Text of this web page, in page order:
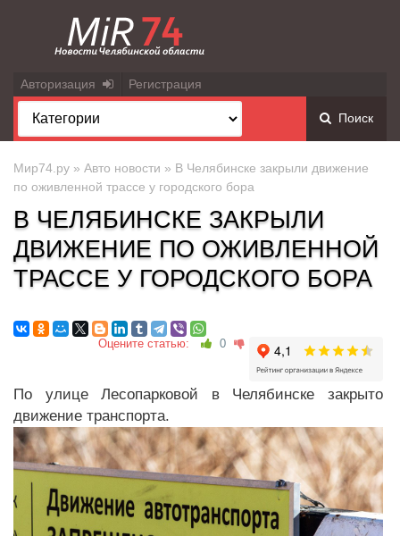
Авторизация Регистрация
Поиск
Мир74.ру » Авто новости » В Челябинске закрыли движение
по оживленной трассе у городского бора
В ЧЕЛЯБИНСКЕ ЗАКРЫЛИ
ДВИЖЕНИЕ ПО ОЖИВЛЕННОЙ
ТРАССЕ У ГОРОДСКОГО БОРА
Оцените статью: 0
По улице Лесопарковой в Челябинске закрыто
движение транспорта.